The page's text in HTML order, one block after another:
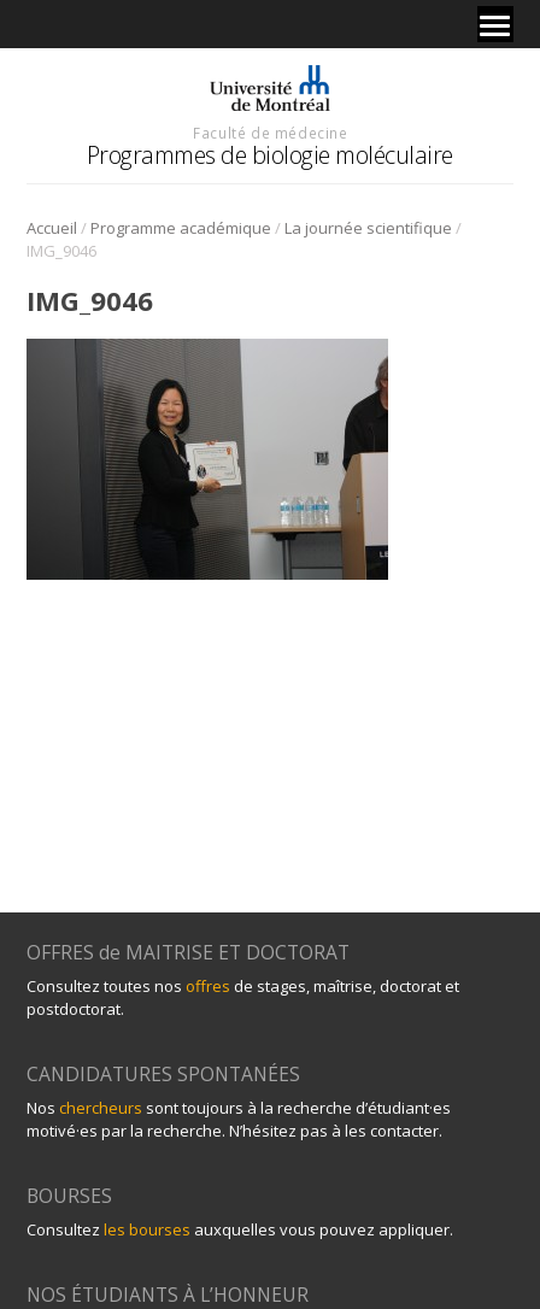
Faculté de médecine
Programmes de biologie moléculaire
Accueil / Programme académique / La journée scientifique /
IMG_9046
IMG_9046
OFFRES de MAITRISE ET DOCTORAT
Consultez toutes nos offres de stages, maîtrise, doctorat et
postdoctorat.
CANDIDATURES SPONTANÉES
Noschercheurs sont toujours à la recherche d’étudiant·es
motivé·es par la recherche. N’hésitez pas à les contacter.
BOURSES
Consultezles bourses auxquelles vous pouvez appliquer.
NOS ÉTUDIANTS À L’HONNEUR